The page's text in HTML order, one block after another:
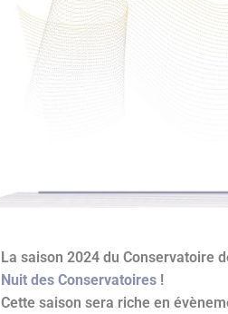
La saison 2024 du Conservatoire
Nuit des Conservatoires !
Cette saison sera riche en